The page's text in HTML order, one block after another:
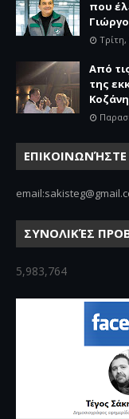
που
Τρίτη,
Από
της
ΣΥΝΟΛΙΚΈΣ
5,983,764